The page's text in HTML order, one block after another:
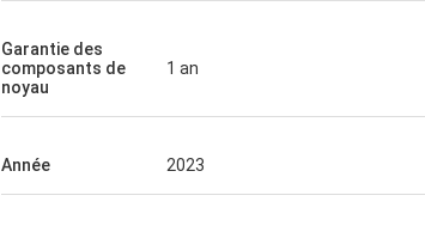
Garantie des
composants de
noyau
1 an
Année 2023